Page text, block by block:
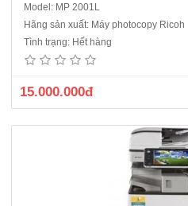
Model: MP 2001L
Hãng sản xuất: Máy photocopy Ricoh
Tình trạng: Hết hàng
15.000.000đ
Máy Photocopy Kỹ thuật số Ricoh
khẩu hiện đại , siêu bền , dễ
năng chính : Photocopy laser đen
nối cổng mạngTốc độ : 50 bản /